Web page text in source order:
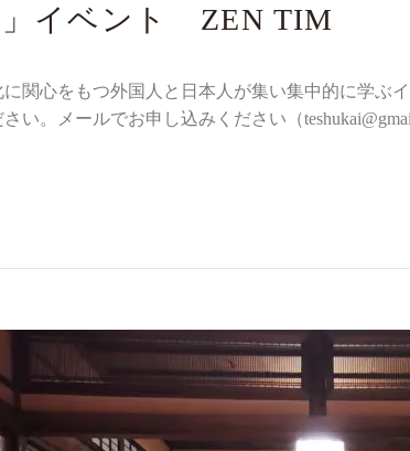
」イベント ZEN TIM
に関心をもつ外国人と日本人が集い集中的に学
い。メールでお申し込みください（